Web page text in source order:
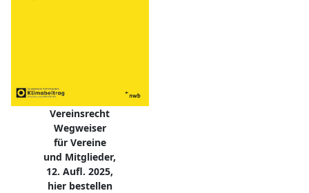
Vereinsrecht
Wegweiser
für Vereine
und Mitglieder,
12. Aufl. 2025,
hier bestellen